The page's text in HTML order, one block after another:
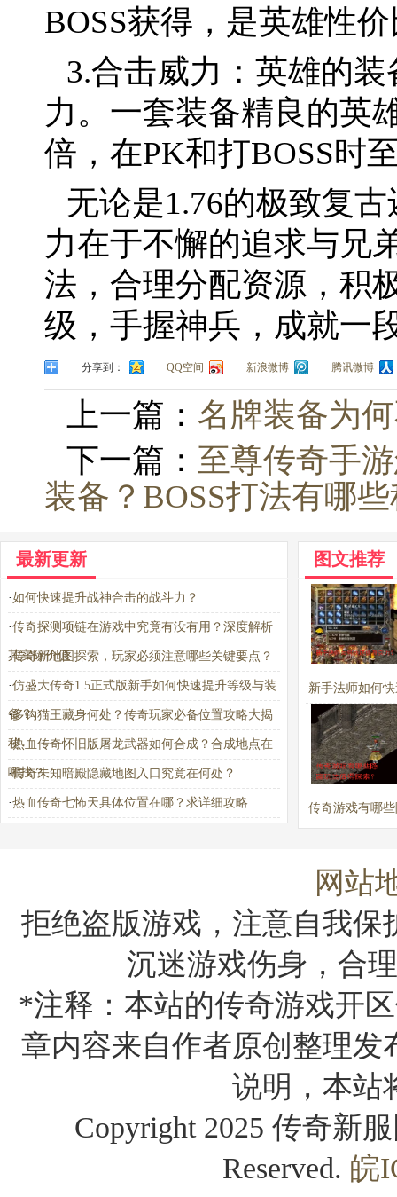
BOSS获得，是英雄性
3.合击威力：英雄的
力。一套装备精良的英
倍，在PK和打BOSS时
无论是1.76的极致复
力在于不懈的追求与兄
法，合理分配资源，积
级，手握神兵，成就一
分享到： QQ空间 新浪微博 腾讯微博
上一篇： 名牌装备为
下一篇： 至尊传奇手
装备？BOSS打法有哪
最新更新
·如何快速提升战神合击的战斗力？
·传奇探测项链在游戏中究竟有没有用？深度解析
其实际价值
·传奇新地图探索，玩家必须注意哪些关键要点？
·仿盛大传奇1.5正式版新手如何快速提升等级与装
备？
·多钩猫王藏身何处？传奇玩家必备位置攻略大揭
秘
·热血传奇怀旧版屠龙武器如何合成？合成地点在
哪找？
·传奇未知暗殿隐藏地图入口究竟在何处？
·热血传奇七怖天具体位置在哪？求详细攻略
图文推荐
新手法师如何
实力？
传奇游戏有哪
网站
拒绝盗版游戏，注意自我
沉迷游戏伤身，合
*注释：本站的传奇游戏开
章内容来自作者原创整理
说明，本站
Copyright 2025 传奇新
Reserved. 皖